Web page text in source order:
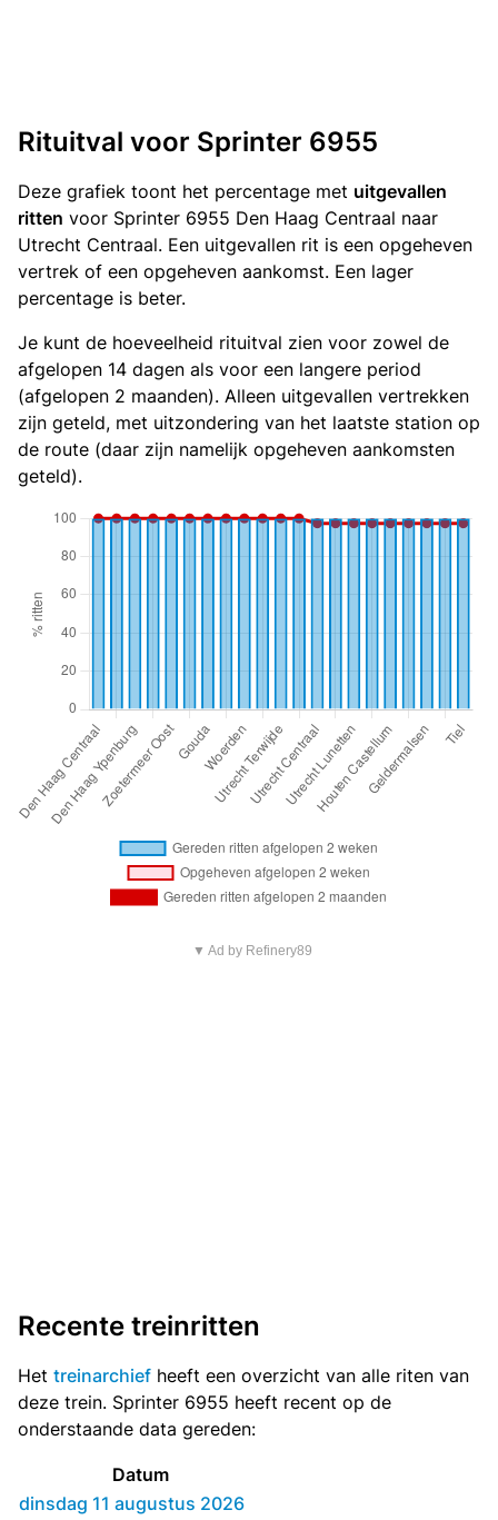
Rituitval voor Sprinter 6955
Deze grafiek toont het percentage met uitgevallen
ritten voor Sprinter 6955 Den Haag Centraal naar
Utrecht Centraal. Een uitgevallen rit is een opgeheven
vertrek of een opgeheven aankomst. Een lager
percentage is beter.
Je kunt de hoeveelheid rituitval zien voor zowel de
afgelopen 14 dagen als voor een langere period
(afgelopen 2 maanden). Alleen uitgevallen vertrekken
zijn geteld, met uitzondering van het laatste station op
de route (daar zijn namelijk opgeheven aankomsten
geteld).
▼ Ad by Refinery89
Recente treinritten
Het treinarchief heeft een overzicht van alle riten van
deze trein. Sprinter 6955 heeft recent op de
onderstaande data gereden:
Datum
dinsdag 11 augustus 2026